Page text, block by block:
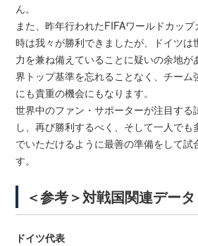
ん。
また、昨年行われたFIFAワールドカッ
時は我々が勝利できましたが、ドイツは
力を兼ね備えていることに疑いの余地が
界トップ基準を忘れることなく、チーム
にも貴重の機会にもなります。
世界中のファン・サポーターが注目する
し、再び勝利するべく、そして一人でも
でいただけるように最善の準備をして試
す。
＜参考＞対戦国関連データ
ドイツ代表